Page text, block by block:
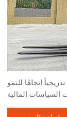
اتجاهًا للنمو
المالية
معدل نمو مرتفع ،